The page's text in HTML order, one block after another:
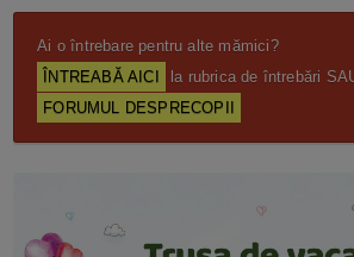
Ai o întrebare pentru alte mămici?
ÎNTREABĂ AICI
la rubrica de întrebări
FORUMUL DESPRECOPII